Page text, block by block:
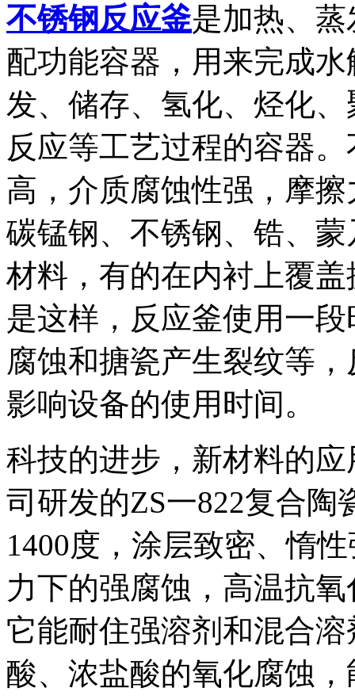
不锈钢反应釜是加热、
配功能容器，用来完成
发、储存、氢化、烃化
反应等工艺过程的容器
高，介质腐蚀性强，摩
碳锰钢、不锈钢、锆、
材料，有的在内衬上覆
是这样，反应釜使用一
腐蚀和搪瓷产生裂纹等
影响设备的使用时间。
科技的进步，新材料的
司研发的ZS一822复合
1400度，涂层致密、惰
力下的强腐蚀，高温抗
它能耐住强溶剂和混合
酸、浓盐酸的氧化腐蚀